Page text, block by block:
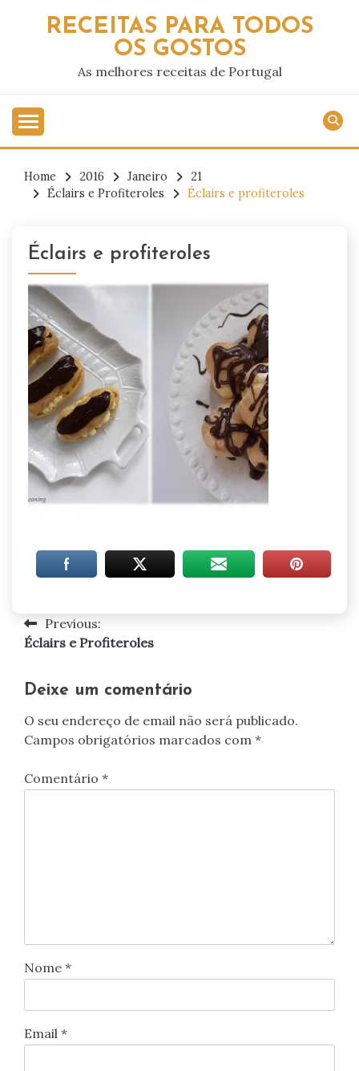
RECEITAS PARA TODOS
OS GOSTOS
As melhores receitas de Portugal
Home 2016 Janeiro
21
Éclairs e Profiteroles
Éclairs e profiteroles
Éclairs e profiteroles
Navegação
artigos
Previous:
Éclairs e Profiteroles
Deixe um comentário
O seu endereço de email não será publicado.
Campos obrigatórios marcados com *
Comentário *
Nome *
Email *